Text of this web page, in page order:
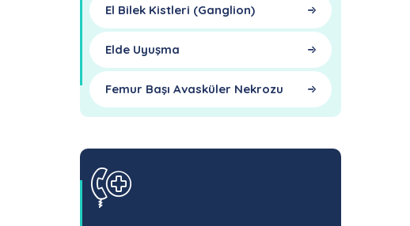
El Bilek Kistleri (Ganglion)
Elde Uyuşma
Femur Başı Avasküler Nekrozu